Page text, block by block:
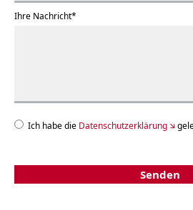
Ihre Nachricht*
Ich habe die Datenschutzerklärung